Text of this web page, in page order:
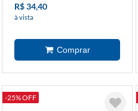
R$ 34,40
à vista
-25% OFF